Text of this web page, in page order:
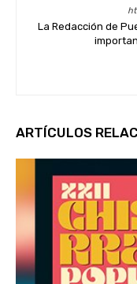
La Redacción de
ARTÍCULOS